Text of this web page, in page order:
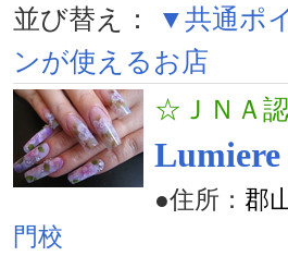
並び替え：
▼共通ポ
ンが使えるお店
☆ＪＮＡ
Lumiere
●住所： 郡
門校